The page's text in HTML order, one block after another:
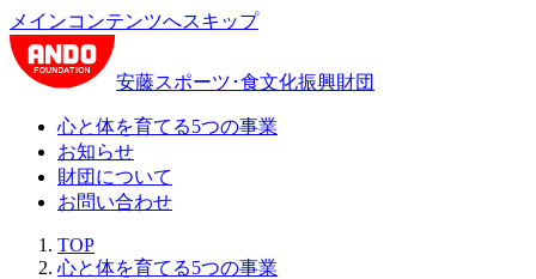
メインコンテンツへスキップ
安藤スポーツ･食文化振興財団
心と体を育てる5つの事業
お知らせ
財団について
お問い合わせ
TOP
心と体を育てる5つの事業